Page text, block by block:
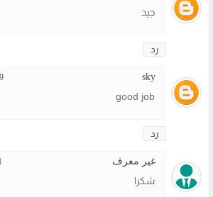
جيد
رد
sky 9 فبراير 2022 في 6:32 ص
good job
رد
غير معرف 21
شكرا